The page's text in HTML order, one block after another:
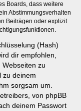
Boards, dass weitere
Abstimmungsverhalten
Beiträgen oder explizit
(Hash)
dir empfohlen,
zu
zu deinem
sorgsam um.
von phpBB
deinem Passwort